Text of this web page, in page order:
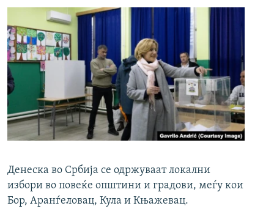
Денеска во Србија се одржуваат локални
избори во повеќе општини и градови, меѓу кои
Бор, Аранѓеловац, Кула и Књажевац.